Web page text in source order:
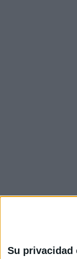
Su privacidad